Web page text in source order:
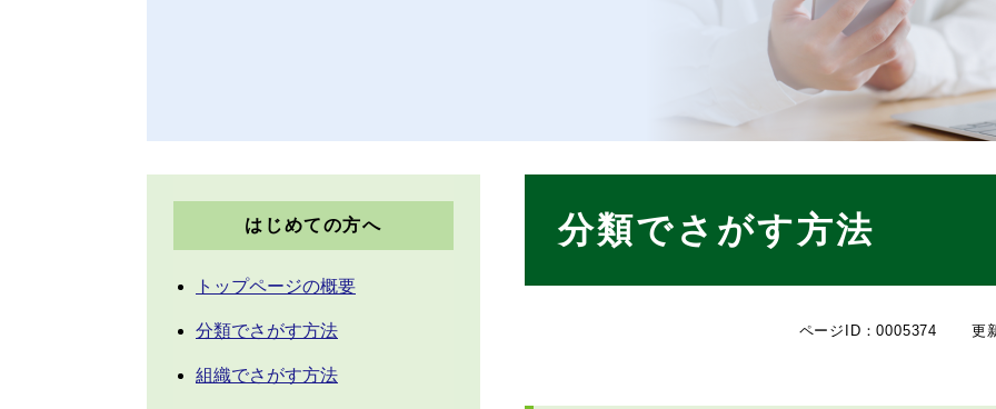
分類でさがす方法
ページID：0005374 更
はじめての方へ
トップページの概要
分類でさがす方法
組織でさがす方法